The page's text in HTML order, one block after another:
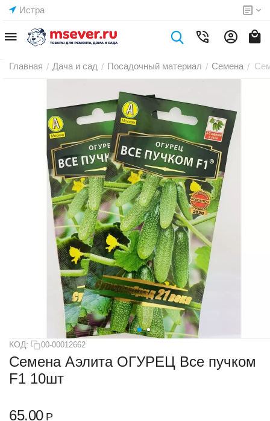
Истра
Главная / Дача и сад / Посадочный материал / Семена /
КОД: 00-00012662
Семена Аэлита ОГУРЕЦ Все пучком
F1 10шт
65.00 Р